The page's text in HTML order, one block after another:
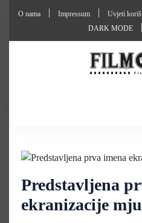
O nama Impressum Uvjeti
DARK MODE
Predstavljena
ekranizacije